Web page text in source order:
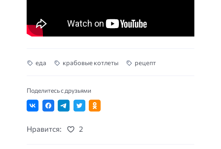
еда крабовые котлеты рецепт
Поделитесь с друзьями
Нравится: 2